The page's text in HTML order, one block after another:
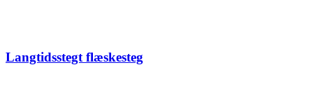
Langtidsstegt flæskesteg